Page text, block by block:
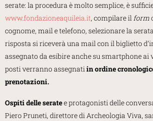
serate: la procedura è molto semplice, è
www.fondazioneaquileia.it, compilare ilform
cognome, mail e telefono, selezionare la
risposta si riceverà una mail con il biglietto
assegnato da esibire anche su smartphone ai
posti verranno assegnatiin ordine
prenotazioni.
Ospiti delle seratee protagonisti delle
Piero Pruneti, direttore di Archeologia Viva,